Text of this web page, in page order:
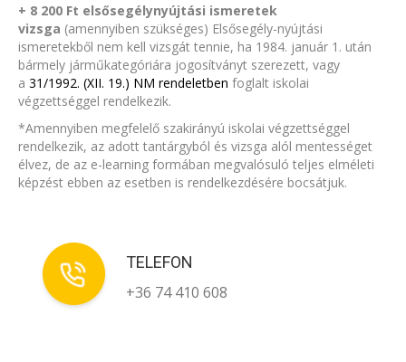
+ 8 200 Ft elsősegélynyújtási ismeretek
vizsga (amennyiben szükséges) Elsősegély-nyújtási
ismeretekből nem kell vizsgát tennie, ha 1984. január 1. után
bármely járműkategóriára jogosítványt szerezett, vagy
a 31/1992. (XII. 19.) NM rendeletben foglalt iskolai
végzettséggel rendelkezik.
*Amennyiben megfelelő szakirányú iskolai végzettséggel
rendelkezik, az adott tantárgyból és vizsga alól mentességet
élvez, de az e-learning formában megvalósuló teljes elméleti
képzést ebben az esetben is rendelkezdésére bocsátjuk.
TELEFON
+36 74 410 608